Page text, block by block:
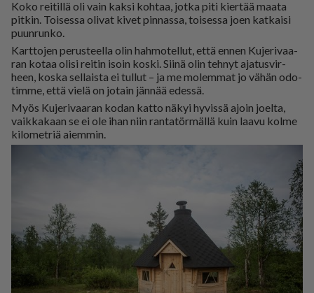
Koko rei­til­lä oli vain kak­si koh­taa, jot­ka piti kier­tää maa­ta
pit­kin. Toi­ses­sa oli­vat ki­vet pin­nas­sa, toi­ses­sa joen kat­kai­si
puun­run­ko.
Kart­to­jen pe­rus­teel­la olin hah­mo­tel­lut, et­tä en­nen Ku­je­ri­vaa­
ran ko­taa oli­si rei­tin isoin kos­ki. Sii­nä olin teh­nyt aja­tus­vir­
heen, kos­ka sel­lais­ta ei tul­lut – ja me mo­lem­mat jo vä­hän odo­
tim­me, et­tä vie­lä on jo­tain jän­nää edes­sä.
Myös Ku­je­ri­vaa­ran ko­dan kat­to nä­kyi hy­vis­sä ajoin jo­el­ta,
vaik­ka­kaan se ei ole ihan niin ran­ta­tör­mäl­lä kuin laa­vu kol­me
ki­lo­met­riä ai­em­min.